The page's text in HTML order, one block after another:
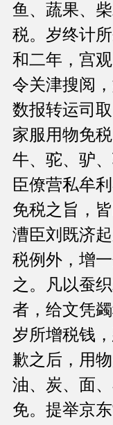
鱼、蔬果、
税。岁终计
和二年，宫
令关津搜阅
数报转运司
家服用物免
牛、驼、驴
臣僚营私牟
免税之旨，
漕臣刘既济
税例外，增
之。凡以蚕
者，给文凭
岁所增税钱
歉之后，用
油、炭、面
免。提举京